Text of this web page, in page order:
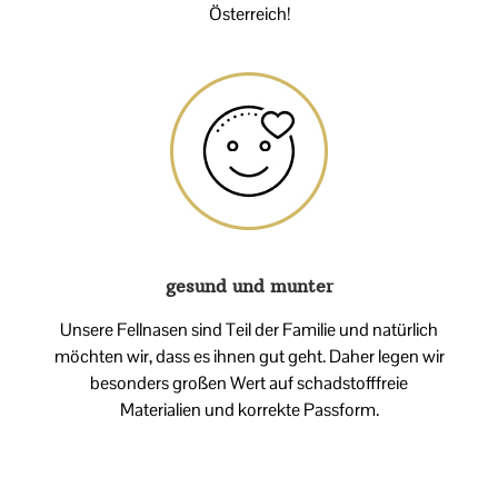
Österreich!
gesund und munter
Unsere Fellnasen sind Teil der Familie und natürlich
möchten wir, dass es ihnen gut geht. Daher legen wir
besonders großen Wert auf schadstofffreie
Materialien und korrekte Passform.